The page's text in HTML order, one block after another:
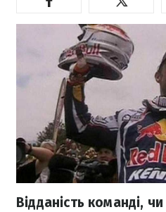
Відданість команді,